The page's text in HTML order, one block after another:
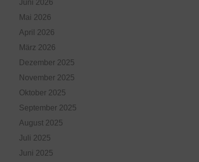
Juni 2026
Mai 2026
April 2026
März 2026
Dezember 2025
November 2025
Oktober 2025
September 2025
August 2025
Juli 2025
Juni 2025